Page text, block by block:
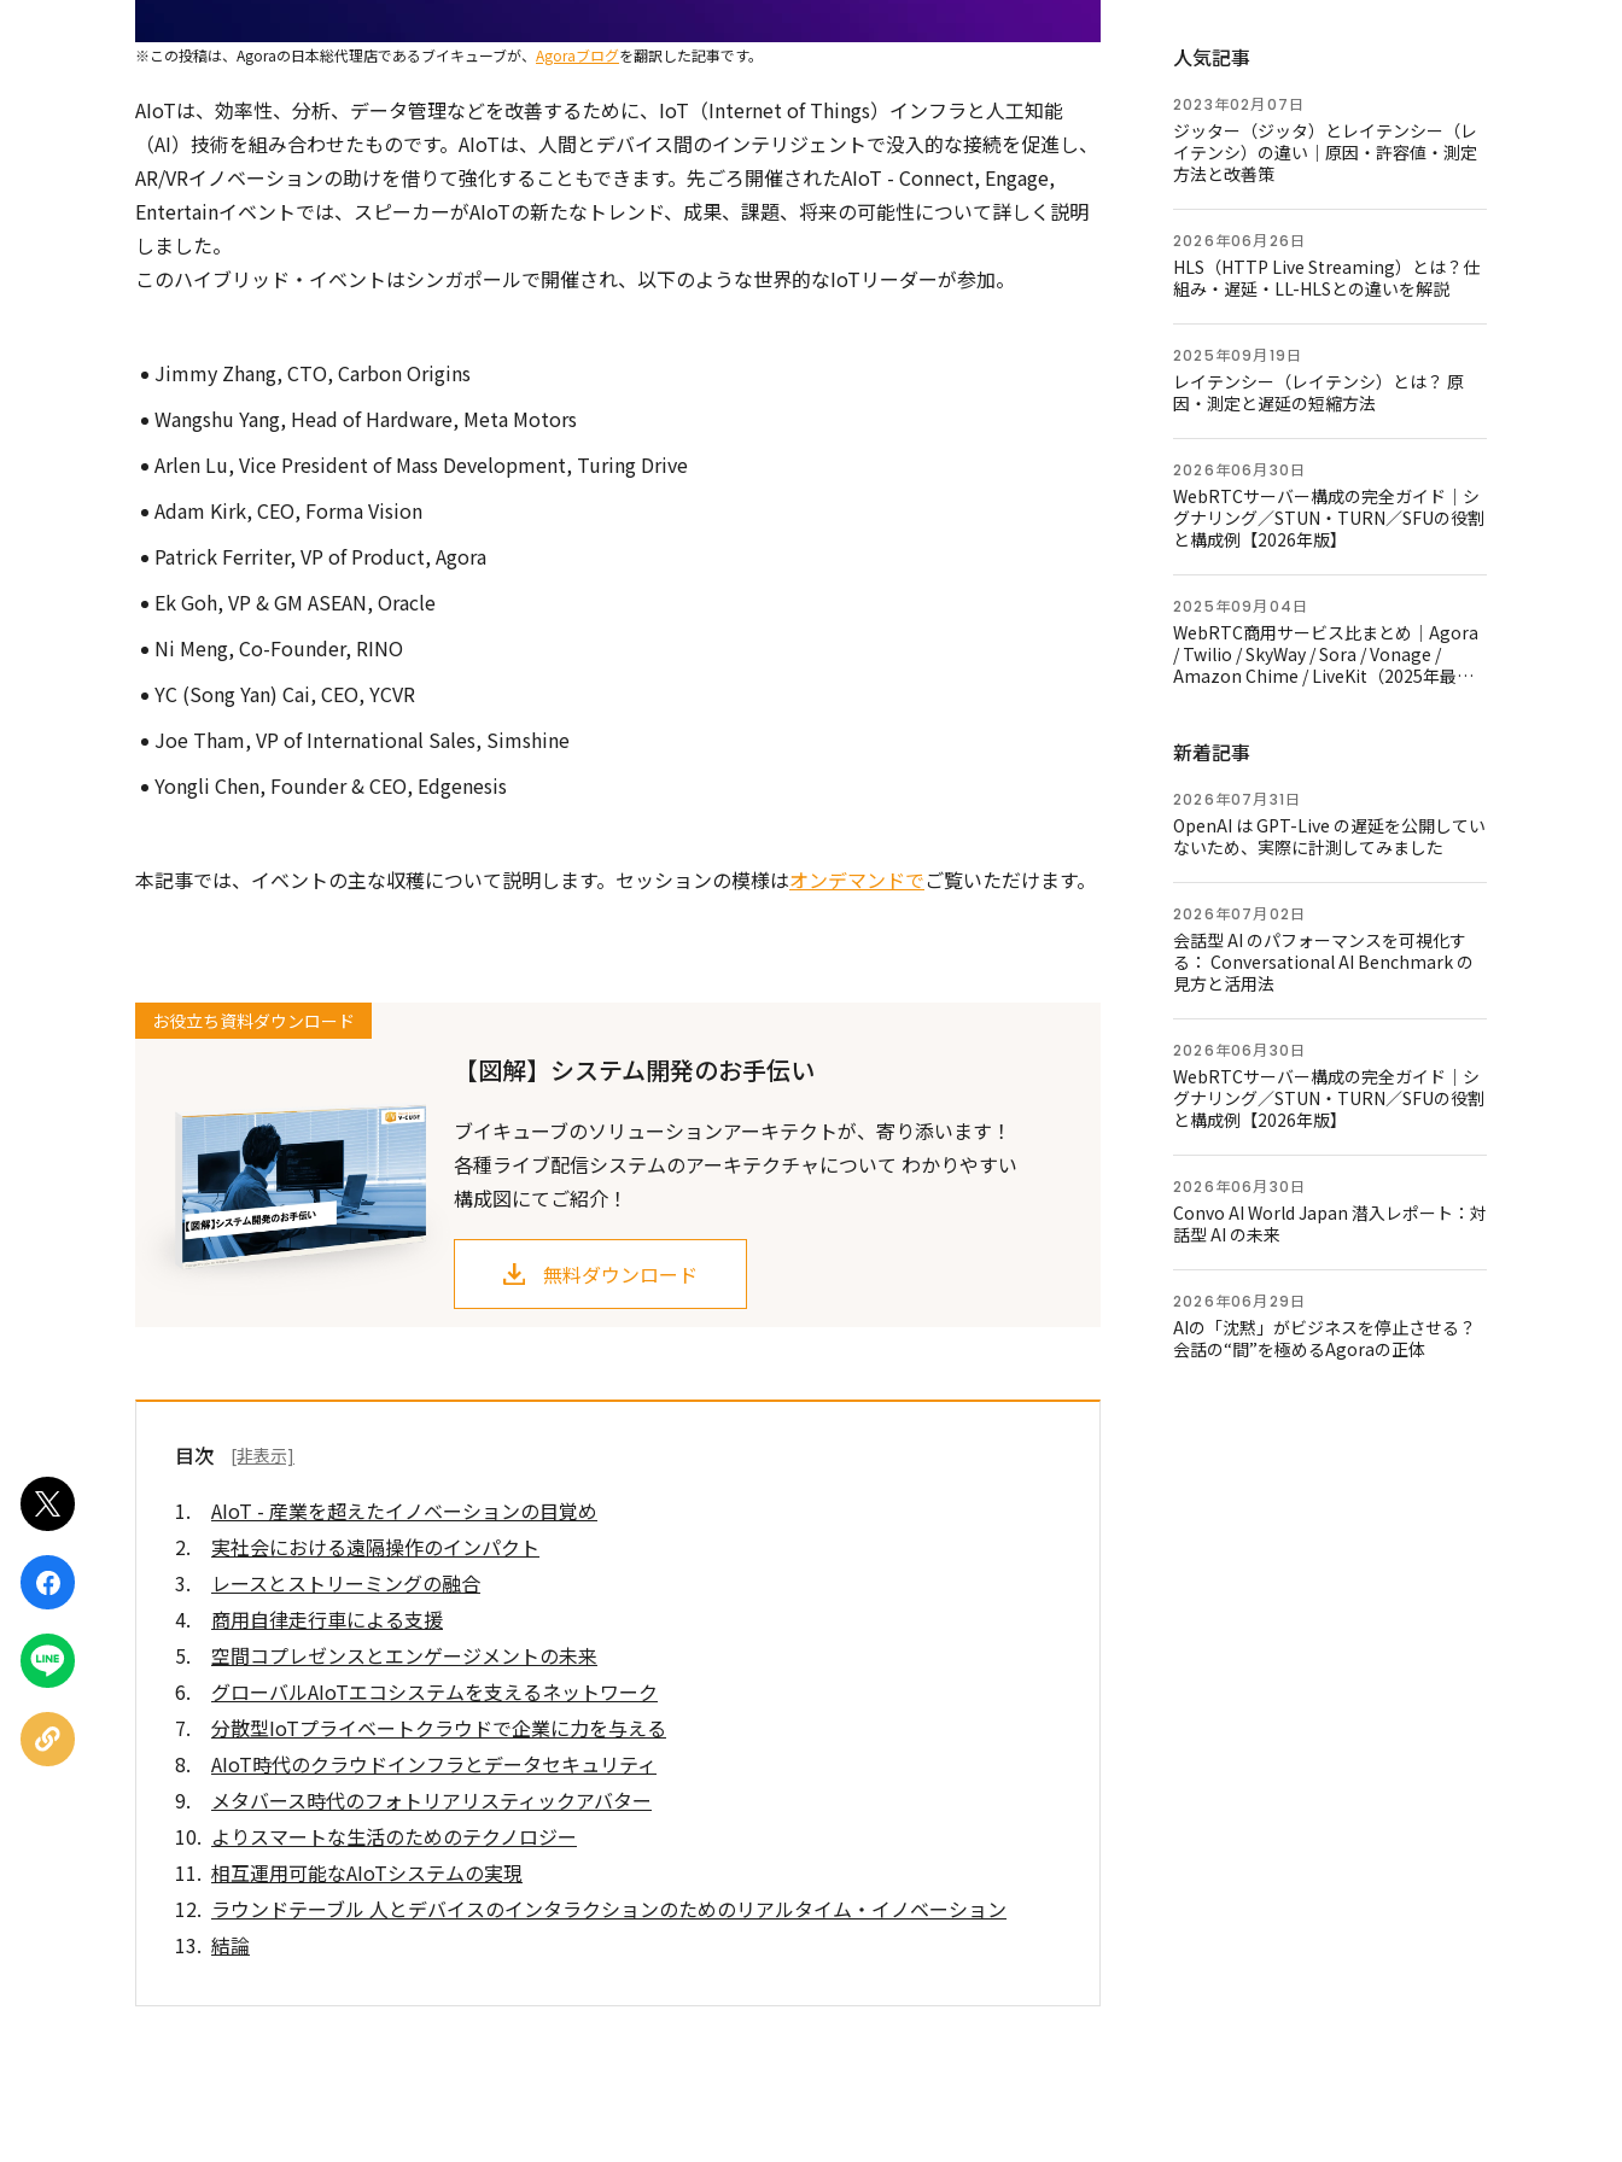
ポスト
シェア
LINEで
送る
URLを
コピー
※この投稿は、Agoraの日本総代理店であるブイキューブが、 Agoraブログを翻訳した記事です。
AIoTは、効率性、分析、データ管理などを改善するために、IoT（Internet of Things）インフラと人工知能
（AI）技術を組み合わせたものです。AIoTは、人間とデバイス間のインテリジェントで没入的な接続を促進し、
AR/VRイノベーションの助けを借りて強化することもできます。先ごろ開催されたAIoT - Connect, Engage,
Entertainイベントでは、スピーカーがAIoTの新たなトレンド、成果、課題、将来の可能性について詳しく説明
しました。
このハイブリッド・イベントはシンガポールで開催され、以下のような世界的なIoTリーダーが参加。
Jimmy Zhang, CTO, Carbon Origins
Wangshu Yang, Head of Hardware, Meta Motors
Arlen Lu, Vice President of Mass Development, Turing Drive
Adam Kirk, CEO, Forma Vision
Patrick Ferriter, VP of Product, Agora
Ek Goh, VP & GM ASEAN, Oracle
Ni Meng, Co-Founder, RINO
YC (Song Yan) Cai, CEO, YCVR
Joe Tham, VP of International Sales, Simshine
Yongli Chen, Founder & CEO, Edgenesis
本記事では、イベントの主な収穫について説明します。セッションの模様はオンデマンドでご覧いただけます。
お役立ち資料ダウンロード
【図解】システム開発のお手伝い
ブイキューブのソリューションアーキテクトが、寄り添います！
各種ライブ配信システムのアーキテクチャについて わかりやすい
構成図にてご紹介！
無料ダウンロード
目次 [非表示]
AIoT - 産業を超えたイノベーションの目覚め
実社会における遠隔操作のインパクト
レースとストリーミングの融合
商用自律走行車による支援
空間コプレゼンスとエンゲージメントの未来
グローバルAIoTエコシステムを支えるネットワーク
分散型IoTプライベートクラウドで企業に力を与える
AIoT時代のクラウドインフラとデータセキュリティ
メタバース時代のフォトリアリスティックアバター
よりスマートな生活のためのテクノロジー
相互運用可能なAIoTシステムの実現
ラウンドテーブル 人とデバイスのインタラクションのためのリアルタイム・イノベーション
結論
人気記事
2023年02月07日
ジッター（ジッタ）とレイテンシー（レ
イテンシ）の違い｜原因・許容値・測定
方法と改善策
2026年06月26日
HLS（HTTP Live Streaming）とは？仕
組み・遅延・LL-HLSとの違いを解説
2025年09月19日
レイテンシー（レイテンシ）とは？ 原
因・測定と遅延の短縮方法
2026年06月30日
WebRTCサーバー構成の完全ガイド｜シ
グナリング／STUN・TURN／SFUの役割
と構成例【2026年版】
2025年09月04日
WebRTC商用サービス比まとめ｜Agora
/ Twilio / SkyWay / Sora / Vonage /
Amazon Chime / LiveKit（2025年最新
新着記事
2026年07月31日
OpenAI は GPT-Live の遅延を公開してい
ないため、実際に計測してみました
2026年07月02日
会話型 AI のパフォーマンスを可視化す
る： Conversational AI Benchmark の
見方と活用法
2026年06月30日
WebRTCサーバー構成の完全ガイド｜シ
グナリング／STUN・TURN／SFUの役割
と構成例【2026年版】
2026年06月30日
Convo AI World Japan 潜入レポート：対
話型 AI の未来
2026年06月29日
AIの「沈黙」がビジネスを停止させる？
会話の“間”を極めるAgoraの正体